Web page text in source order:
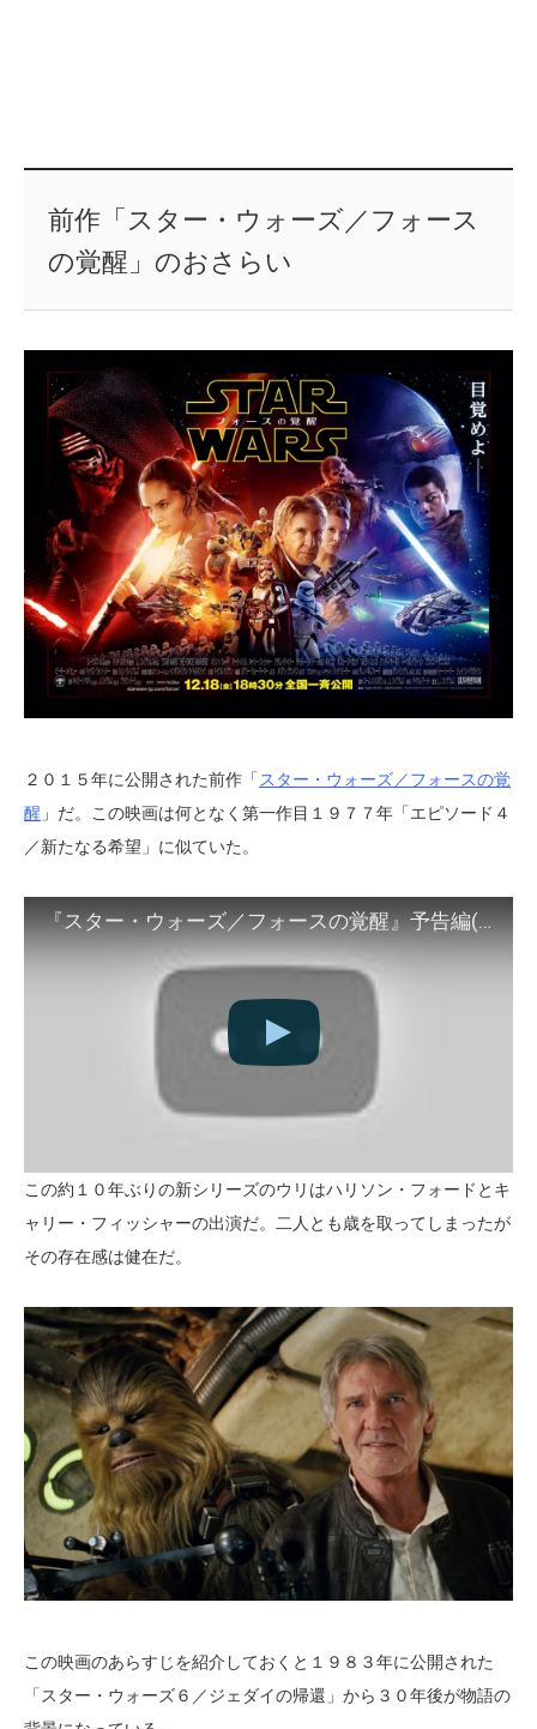
前作「スター・ウォーズ／フォース
の覚醒」のおさらい
２０１５年に公開された前作「 スター・ウォーズ／フォースの覚
醒 」だ。この映画は何となく第一作目１９７７年「エピソード４
／新たなる希望」に似ていた。
『スター・ウォーズ／フォースの覚醒』予告編(日本語字幕版)
この約１０年ぶりの新シリーズのウリはハリソン・フォードとキ
ャリー・フィッシャーの出演だ。二人とも歳を取ってしまったが
その存在感は健在だ。
この映画のあらすじを紹介しておくと１９８３年に公開された
「スター・ウォーズ６／ジェダイの帰還」から３０年後が物語の